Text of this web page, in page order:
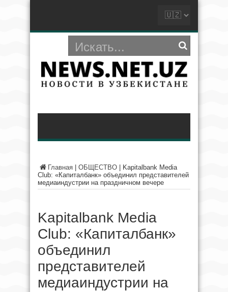
Главная ОБЩЕСТВО
Kapitalbank Media
Club: «Капиталбанк» объединил представителей
медиаиндустрии на праздничном вечере
Kapitalbank Media
Club: «Капиталбанк»
объединил
представителей
медиаиндустрии на